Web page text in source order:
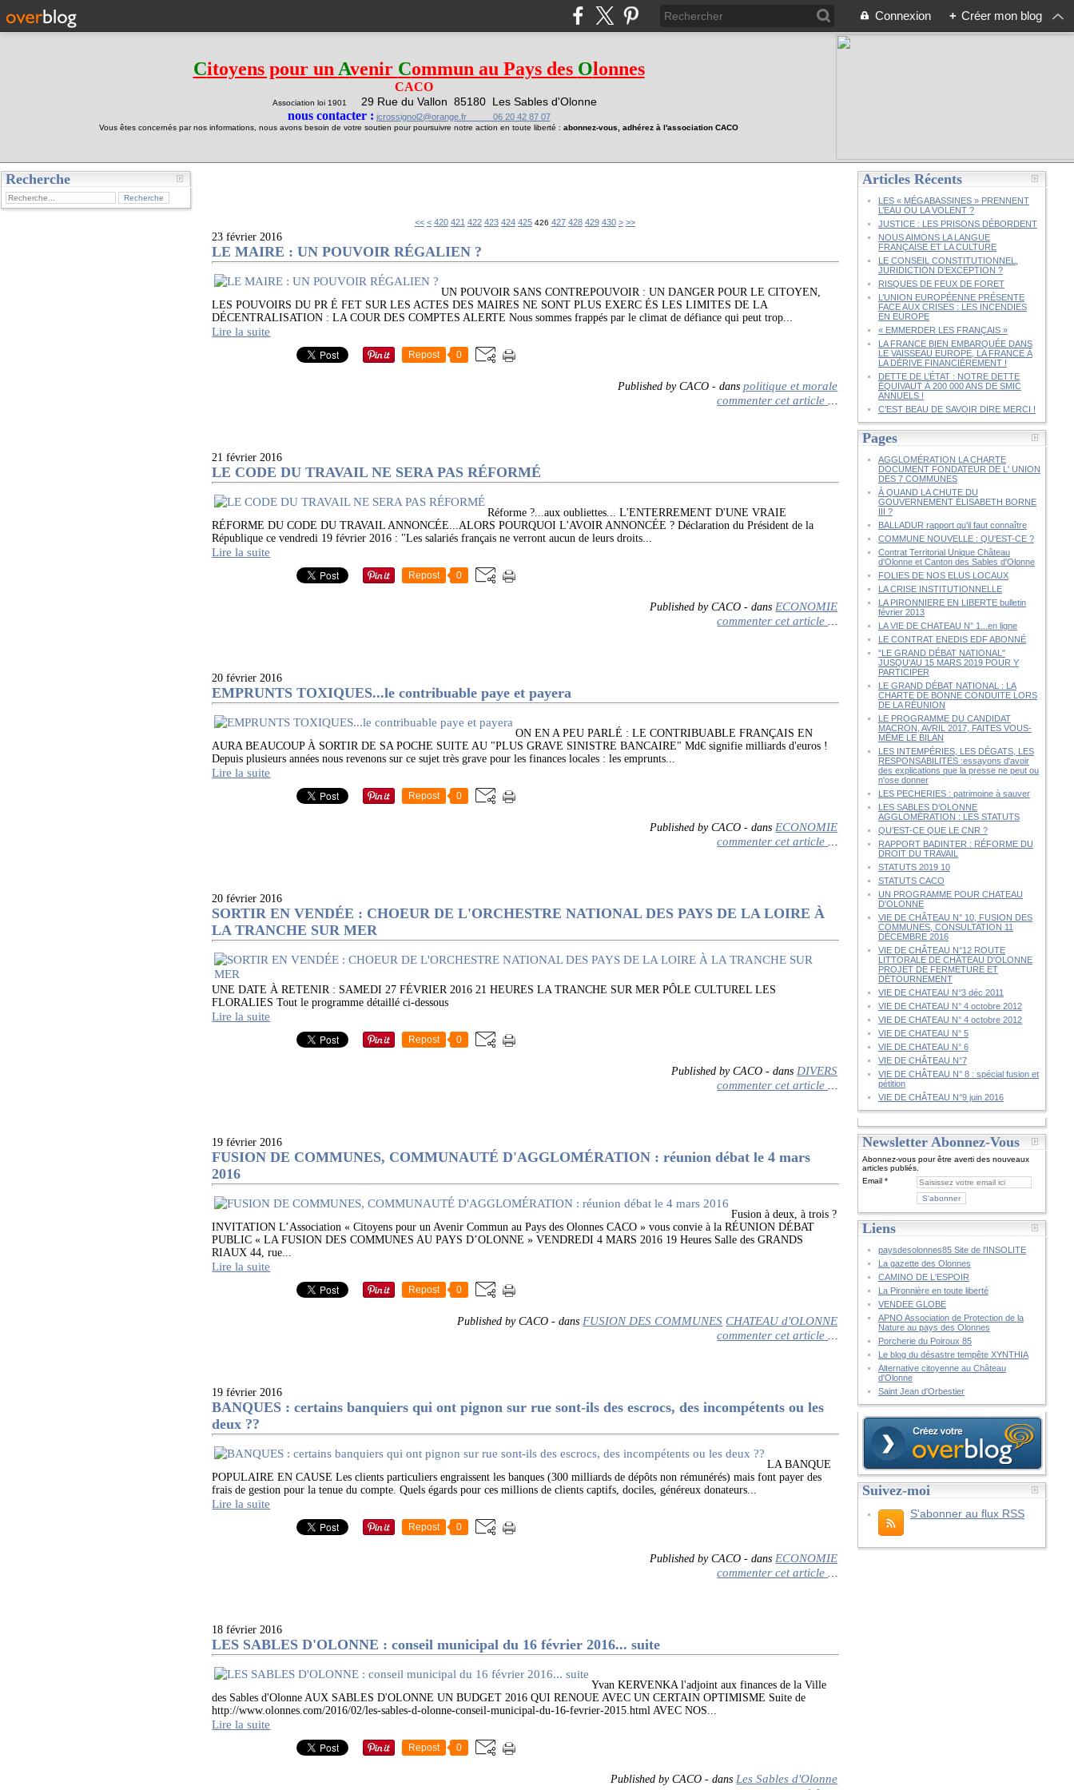
Connexion + Créer mon blog
Citoyens pour un Avenir Commun au Pays des Olonnes
CACO
Association loi 1901 29 Rue du Vallon 85180 Les Sables d'Olonne
nous contacter : jcrossignol2@orange.fr 06 20 42 87 07
Vous êtes concernés par nos informations, nous avons besoin de votre soutien pour poursuivre notre action en toute liberté : abonnez-vous, adhérez à l'association CACO
Recherche
<< < 400
410
420 421 422 423 424 425 426 427 428 429 430 440
450
460
470
480
490
500
600
700
> >>
23 février 2016
LE MAIRE : UN POUVOIR RÉGALIEN ?
UN POUVOIR SANS CONTREPOUVOIR : UN DANGER POUR LE CITOYEN,
LES POUVOIRS DU PR É FET SUR LES ACTES DES MAIRES NE SONT PLUS EXERC ÉS LES LIMITES DE LA
DÉCENTRALISATION : LA COUR DES COMPTES ALERTE Nous sommes frappés par le climat de défiance qui peut trop...
Lire la suite
Repost 0
Published by CACO - danspolitique et morale
commenter cet article …
21 février 2016
LE CODE DU TRAVAIL NE SERA PAS RÉFORMÉ
Réforme ?...aux oubliettes... L'ENTERREMENT D'UNE VRAIE
RÉFORME DU CODE DU TRAVAIL ANNONCÉE...ALORS POURQUOI L'AVOIR ANNONCÉE ? Déclaration du Président de la
République ce vendredi 19 février 2016 : "Les salariés français ne verront aucun de leurs droits...
Lire la suite
Repost 0
Published by CACO - dansECONOMIE
commenter cet article …
20 février 2016
EMPRUNTS TOXIQUES...le contribuable paye et payera
ON EN A PEU PARLÉ : LE CONTRIBUABLE FRANÇAIS EN
AURA BEAUCOUP À SORTIR DE SA POCHE SUITE AU "PLUS GRAVE SINISTRE BANCAIRE" Md€ signifie milliards d'euros !
Depuis plusieurs années nous revenons sur ce sujet très grave pour les finances locales : les emprunts...
Lire la suite
Repost 0
Published by CACO - dansECONOMIE
commenter cet article …
20 février 2016
SORTIR EN VENDÉE : CHOEUR DE L'ORCHESTRE NATIONAL DES PAYS DE LA LOIRE À
LA TRANCHE SUR MER
UNE DATE À RETENIR : SAMEDI 27 FÉVRIER 2016 21 HEURES LA TRANCHE SUR MER PÔLE CULTUREL LES
FLORALIES Tout le programme détaillé ci-dessous
Lire la suite
Repost 0
Published by CACO - dansDIVERS
commenter cet article …
19 février 2016
FUSION DE COMMUNES, COMMUNAUTÉ D'AGGLOMÉRATION : réunion débat le 4 mars
2016
Fusion à deux, à trois ?
INVITATION L’Association « Citoyens pour un Avenir Commun au Pays des Olonnes CACO » vous convie à la RÉUNION DÉBAT
PUBLIC « LA FUSION DES COMMUNES AU PAYS D’OLONNE » VENDREDI 4 MARS 2016 19 Heures Salle des GRANDS
RIAUX 44, rue...
Lire la suite
Repost 0
Published by CACO - dansFUSION DES COMMUNES CHATEAU d'OLONNE
commenter cet article …
19 février 2016
BANQUES : certains banquiers qui ont pignon sur rue sont-ils des escrocs, des incompétents ou les
deux ??
LA BANQUE
POPULAIRE EN CAUSE Les clients particuliers engraissent les banques (300 milliards de dépôts non rémunérés) mais font payer des
frais de gestion pour la tenue du compte. Quels égards pour ces millions de clients captifs, dociles, généreux donateurs...
Lire la suite
Repost 0
Published by CACO - dansECONOMIE
commenter cet article …
18 février 2016
LES SABLES D'OLONNE : conseil municipal du 16 février 2016... suite
Yvan KERVENKA l'adjoint aux finances de la Ville
des Sables d'Olonne AUX SABLES D'OLONNE UN BUDGET 2016 QUI RENOUE AVEC UN CERTAIN OPTIMISME Suite de
http://www.olonnes.com/2016/02/les-sables-d-olonne-conseil-municipal-du-16-fevrier-2015.html AVEC NOS...
Lire la suite
Repost 0
Published by CACO - dansLes Sables d'Olonne
Articles Récents
LES « MÉGABASSINES » PRENNENT
L’EAU OU LA VOLENT ?
JUSTICE : LES PRISONS DÉBORDENT
NOUS AIMONS LA LANGUE
FRANÇAISE ET LA CULTURE
LE CONSEIL CONSTITUTIONNEL,
JURIDICTION D’EXCEPTION ?
RISQUES DE FEUX DE FORET
L’UNION EUROPÉENNE PRÉSENTE
FACE AUX CRISES : LES INCENDIES
EN EUROPE
« EMMERDER LES FRANÇAIS »
LA FRANCE BIEN EMBARQUÉE DANS
LE VAISSEAU EUROPE, LA FRANCE À
LA DÉRIVE FINANCIÈREMENT !
DETTE DE L’ÉTAT : NOTRE DETTE
ÉQUIVAUT À 200 000 ANS DE SMIC
ANNUELS !
C’EST BEAU DE SAVOIR DIRE MERCI !
Pages
AGGLOMÉRATION LA CHARTE
DOCUMENT FONDATEUR DE L' UNION
DES 7 COMMUNES
À QUAND LA CHUTE DU
GOUVERNEMENT ÉLISABETH BORNE
III ?
BALLADUR rapport qu'il faut connaître
COMMUNE NOUVELLE : QU'EST-CE ?
Contrat Territorial Unique Château
d'Olonne et Canton des Sables d'Olonne
FOLIES DE NOS ELUS LOCAUX
LA CRISE INSTITUTIONNELLE
LA PIRONNIERE EN LIBERTE bulletin
février 2013
LA VIE DE CHATEAU N° 1...en ligne
LE CONTRAT ENEDIS EDF ABONNÉ
"LE GRAND DÉBAT NATIONAL"
JUSQU'AU 15 MARS 2019 POUR Y
PARTICIPER
LE GRAND DÉBAT NATIONAL : LA
CHARTE DE BONNE CONDUITE LORS
DE LA RÉUNION
LE PROGRAMME DU CANDIDAT
MACRON, AVRIL 2017, FAITES VOUS-
MÊME LE BILAN
LES INTEMPÉRIES, LES DÉGATS, LES
RESPONSABILITÉS :essayons d'avoir
des explications que la presse ne peut ou
n'ose donner
LES PECHERIES : patrimoine à sauver
LES SABLES D'OLONNE
AGGLOMÉRATION : LES STATUTS
QU’EST-CE QUE LE CNR ?
RAPPORT BADINTER : RÉFORME DU
DROIT DU TRAVAIL
STATUTS 2019 10
STATUTS CACO
UN PROGRAMME POUR CHATEAU
D'OLONNE
VIE DE CHÂTEAU N° 10, FUSION DES
COMMUNES, CONSULTATION 11
DÉCEMBRE 2016
VIE DE CHÂTEAU N°12 ROUTE
LITTORALE DE CHÂTEAU D'OLONNE
PROJET DE FERMETURE ET
DÉTOURNEMENT
VIE DE CHATEAU N°3 déc 2011
VIE DE CHATEAU N° 4 octobre 2012
VIE DE CHATEAU N° 4 octobre 2012
VIE DE CHATEAU N° 5
VIE DE CHATEAU N° 6
VIE DE CHÂTEAU N°7
VIE DE CHÂTEAU N° 8 : spécial fusion et
pétition
VIE DE CHÂTEAU N°9 juin 2016
Newsletter Abonnez-Vous
Abonnez-vous pour être averti des nouveaux
articles publiés.
Email
Liens
paysdesolonnes85 Site de l'INSOLITE
La gazette des Olonnes
CAMINO DE L'ESPOIR
La Pironnière en toute liberté
VENDEE GLOBE
APNO Association de Protection de la
Nature au pays des Olonnes
Porcherie du Poiroux 85
Le blog du désastre tempête XYNTHIA
Alternative citoyenne au Château
d'Olonne
Saint Jean d'Orbestier
Suivez-moi
S'abonner au flux RSS